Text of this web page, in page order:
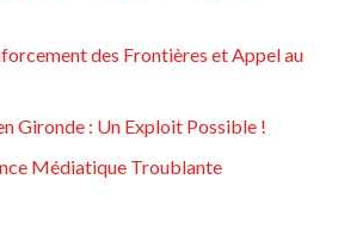
des Frontières et Appel au
Gironde : Un Exploit Possible !
Médiatique Troublante